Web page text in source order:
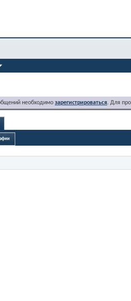
необходимо зарегистрироваться. Для